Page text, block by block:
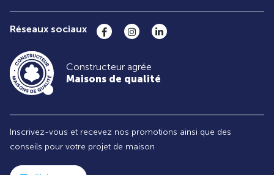
Réseaux sociaux
Constructeur agrée
Maisons de qualité
Inscrivez-vous et recevez nos promotions ainsi que des
conseils pour votre projet de maison